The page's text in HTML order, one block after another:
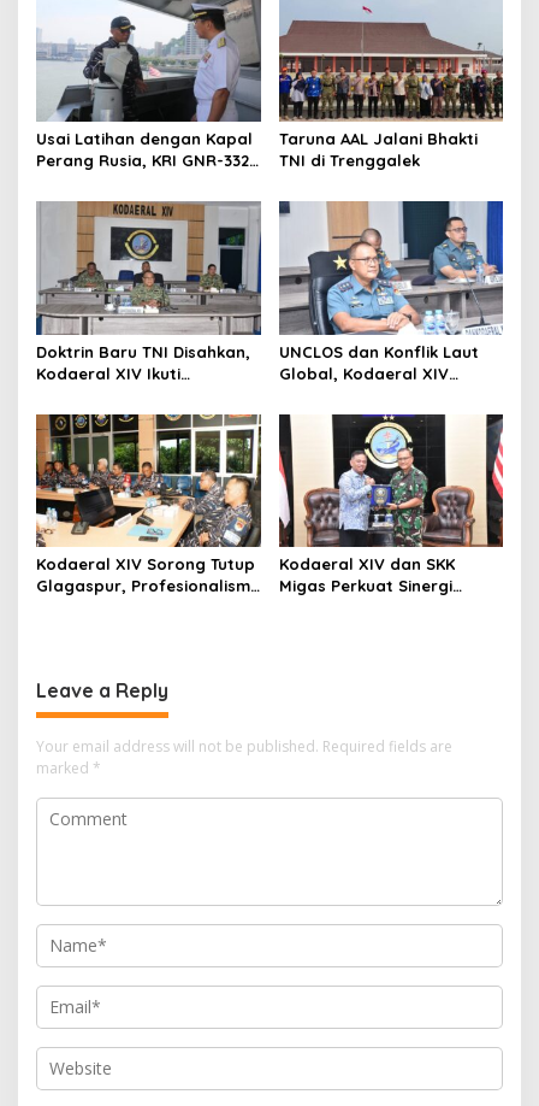
Usai Latihan dengan Kapal
Perang Rusia, KRI GNR-332
Angkatan Laut Jepang
Taruna AAL Jalani Bhakti
TNI di Trenggalek
Doktrin Baru TNI Disahkan,
Kodaeral XIV Ikuti
Nusantara Secara Virtual
UNCLOS dan Konflik Laut
Global, Kodaeral XIV
Strategis Kemlu-TNI AL
Kodaeral XIV Sorong Tutup
Glagaspur, Profesionalisme
Kodaeral XIV dan SKK
Migas Perkuat Sinergi
Leave a Reply
Your email address will not be published. Required fields are
marked *